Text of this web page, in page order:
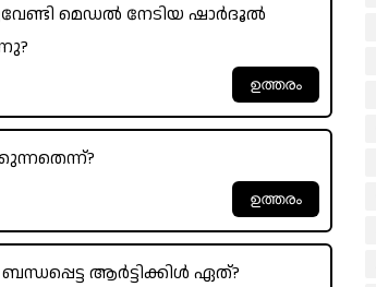
മെഡൽ നേടിയ ഷാർദൂൽ
ആർട്ടിക്കിൾ ഏത്?